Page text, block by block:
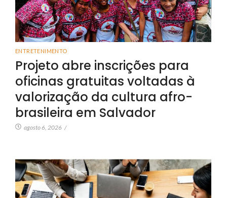
ENTRETENIMENTO
Projeto abre inscrições para
oficinas gratuitas voltadas à
valorização da cultura afro-
brasileira em Salvador
agosto 6, 2026 /